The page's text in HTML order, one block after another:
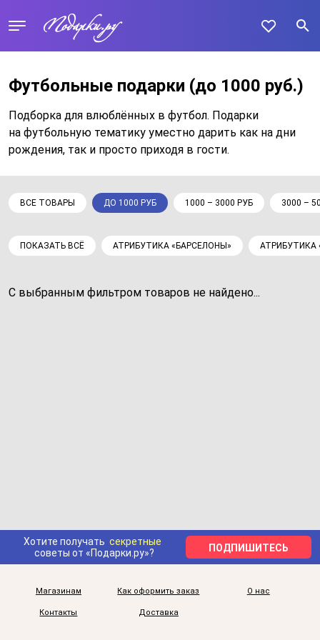
Футбольные подарки (до 1000 руб.)
Подборка для влюблённых в футбол. Подарки
на футбольную тематику уместно дарить как на дни
рождения, так и просто приходя в гости.
ВСЕ ТОВАРЫ ДО 1000 РУБ 1000 – 3000 РУБ 3000 –
ПОКАЗАТЬ ВСЁ АТРИБУТИКА «БАРСЕЛОНЫ» АТРИБУТИКА
С выбранным фильтром товаров не найдено...
Хотите получать секретные
советы от «Подарки.ру»?
ПОДПИШИТЕСЬ
Магазинам Как оформить заказ О нас
Контакты Доставка